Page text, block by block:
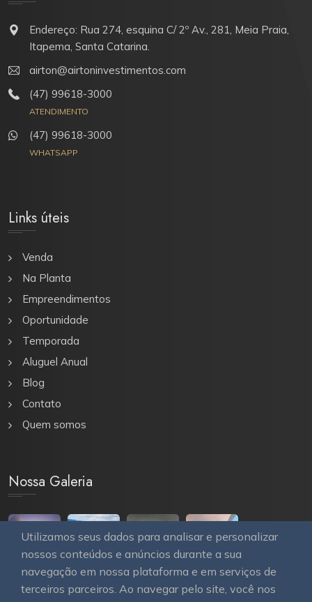
Utilizamos seus dados para analisar e personalizar
nossos conteúdos e anúncios durante a sua
navegação em nossa plataforma e em serviços de
terceiros parceiros. Ao navegar pelo site, você nos
Endereço: Rua 274, esquina C/ 2º Av., 281, Meia Praia,
Itapema, Santa Catarina.
airton@airtoninvestimentos.com
(47) 99618-3000
ATENDIMENTO
(47) 99618-3000
WHATSAPP
Links úteis
Venda
Na Planta
Empreendimentos
Oportunidade
Temporada
Aluguel Anual
Blog
Contato
Quem somos
Nossa Galeria